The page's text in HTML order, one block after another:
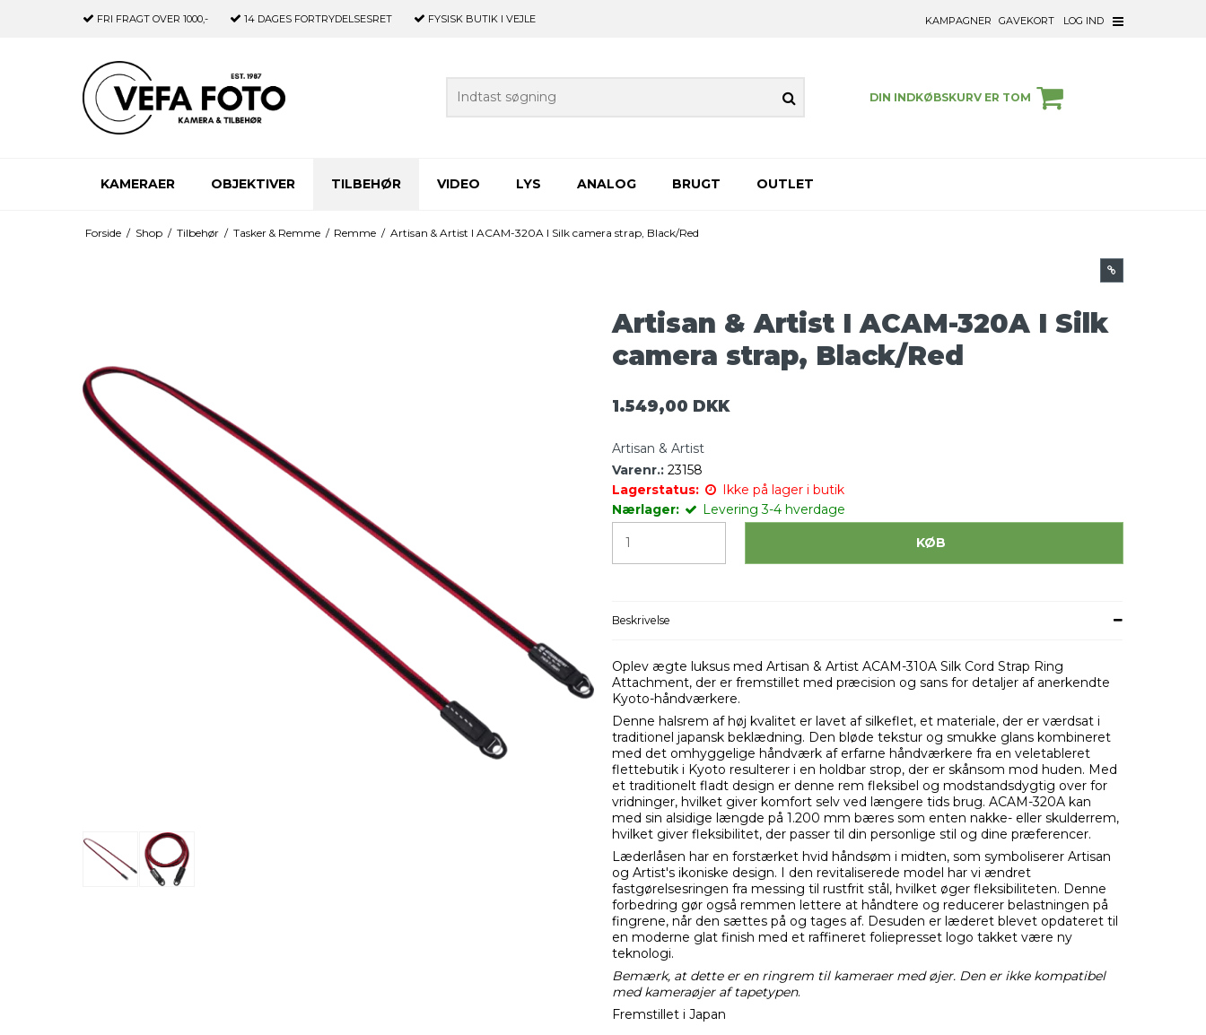
FRI FRAGT OVER 1000,- 14 DAGES FORTRYDELSESRET FYSISK BUTIK I VEJLE KAMPAGNER GAVEKORT LOG IND
DIN INDKØBSKURV ER TOM
KAMERAER OBJEKTIVER TILBEHØR VIDEO LYS ANALOG BRUGT OUTLET
Forside / Shop / Tilbehør / Tasker & Remme / Remme / Artisan & Artist I ACAM-320A I Silk camera strap, Black/Red
Artisan & Artist I ACAM-320A I Silk
camera strap, Black/Red
1.549,00 DKK
Artisan & Artist
Varenr.: 23158
Lagerstatus:
Ikke på lager i butik
Nærlager:
Levering 3-4 hverdage
KØB
Beskrivelse
Oplev ægte luksus med Artisan & Artist ACAM-310A Silk Cord Strap Ring
Attachment, der er fremstillet med præcision og sans for detaljer af anerkendte
Kyoto-håndværkere.
Denne halsrem af høj kvalitet er lavet af silkeflet, et materiale, der er værdsat i
traditionel japansk beklædning. Den bløde tekstur og smukke glans kombineret
med det omhyggelige håndværk af erfarne håndværkere fra en veletableret
flettebutik i Kyoto resulterer i en holdbar strop, der er skånsom mod huden. Med
et traditionelt fladt design er denne rem fleksibel og modstandsdygtig over for
vridninger, hvilket giver komfort selv ved længere tids brug. ACAM-320A kan
med sin alsidige længde på 1.200 mm bæres som enten nakke- eller skulderrem,
hvilket giver fleksibilitet, der passer til din personlige stil og dine præferencer.
Læderlåsen har en forstærket hvid håndsøm i midten, som symboliserer Artisan
og Artist's ikoniske design. I den revitaliserede model har vi ændret
fastgørelsesringen fra messing til rustfrit stål, hvilket øger fleksibiliteten. Denne
forbedring gør også remmen lettere at håndtere og reducerer belastningen på
fingrene, når den sættes på og tages af. Desuden er læderet blevet opdateret til
en moderne glat finish med et raffineret foliepresset logo takket være ny
teknologi.
Bemærk, at dette er en ringrem til kameraer med øjer. Den er ikke kompatibel
med kameraøjer af tapetypen.
Fremstillet i Japan